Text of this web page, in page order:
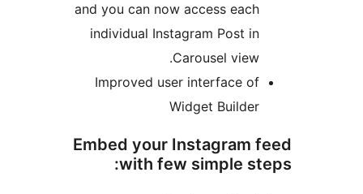
and you can now access
individual Instagram
Improved user
Embed your
with few